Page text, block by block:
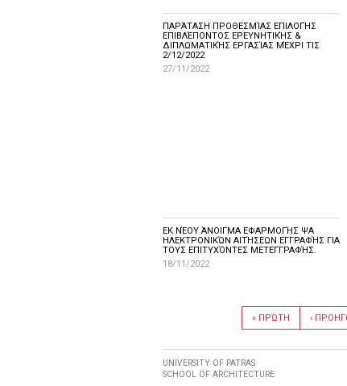
ΠΑΡΆΤΑΣΗ ΠΡΟΘΕΣΜΊΑΣ ΕΠΙΛΟΓΉΣ
ΕΠΙΒΛΈΠΟΝΤΟΣ ΕΡΕΥΝΗΤΙΚΉΣ &
ΔΙΠΛΩΜΑΤΙΚΉΣ ΕΡΓΑΣΊΑΣ ΜΈΧΡΙ ΤΙΣ
2/12/2022
27/11/2022
ΕΚ ΝΈΟΥ ΆΝΟΙΓΜΑ ΕΦΑΡΜΟΓΉΣ ΨΑ
ΗΛΕΚΤΡΟΝΙΚΏΝ ΑΙΤΉΣΕΩΝ ΕΓΓΡΑΦΉΣ ΓΙΑ
ΤΟΥΣ ΕΠΙΤΥΧΌΝΤΕΣ ΜΕΤΕΓΓΡΑΦΉΣ.
18/11/2022
« ΠΡΏΤΗ ‹
UNIVERSITY OF PATRAS
SCHOOL OF ARCHITECTURE